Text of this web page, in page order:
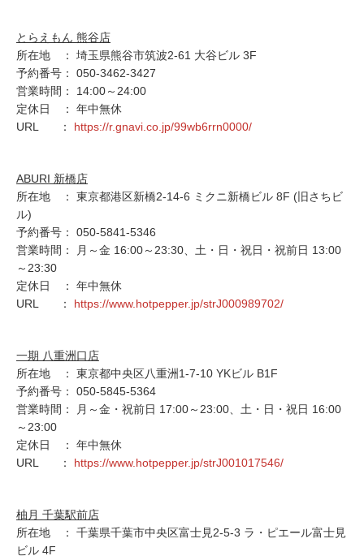
とらえもん 熊谷店
所在地 ： 埼玉県熊谷市筑波2-61 大谷ビル 3F
予約番号： 050-3462-3427
営業時間： 14:00～24:00
定休日 ： 年中無休
URL ： https://r.gnavi.co.jp/99wb6rrn0000/
ABURI 新橋店
所在地 ： 東京都港区新橋2-14-6 ミクニ新橋ビル 8F (旧さちビ
ル)
予約番号： 050-5841-5346
営業時間： 月～金 16:00～23:30、土・日・祝日・祝前日 13:00
～23:30
定休日 ： 年中無休
URL ： https://www.hotpepper.jp/strJ000989702/
一期 八重洲口店
所在地 ： 東京都中央区八重洲1-7-10 YKビル B1F
予約番号： 050-5845-5364
営業時間： 月～金・祝前日 17:00～23:00、土・日・祝日 16:00
～23:00
定休日 ： 年中無休
URL ： https://www.hotpepper.jp/strJ001017546/
柚月 千葉駅前店
所在地 ： 千葉県千葉市中央区富士見2-5-3 ラ・ピエール富士見
ビル 4F